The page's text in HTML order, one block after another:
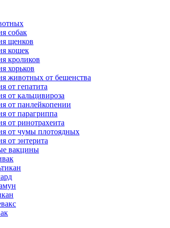
собак
щенков
кошек
кроликов
хорьков
животных от бешенства
от гепатита
от кальцивироза
от панлейкопении
от парагриппа
от ринотрахеита
от чумы плотоядных
от энтерита
вакцины